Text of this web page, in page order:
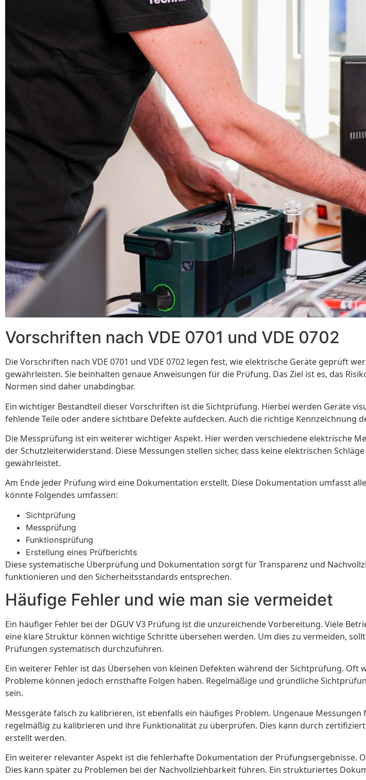
Vorschriften nach VDE 0701 und VDE 0702
Die Vorschriften nach VDE 0701 und VDE 0702 legen fest, wie elektrische Geräte geprüft
gewährleisten. Sie beinhalten genaue Anweisungen für die Prüfung. Das Ziel ist es, das
Normen sind daher unabdingbar.
Ein wichtiger Bestandteil dieser Vorschriften ist die Sichtprüfung. Hierbei werden Geräte
fehlende Teile oder andere sichtbare Defekte aufdecken. Auch die richtige
Die Messprüfung ist ein weiterer wichtiger Aspekt. Hier werden verschiedene elektrische
der Schutzleiterwiderstand. Diese Messungen stellen sicher, dass keine elektrischen
gewährleistet.
Am Ende jeder Prüfung wird eine Dokumentation erstellt. Diese Dokumentation umfasst
könnte Folgendes umfassen:
Sichtprüfung
Messprüfung
Funktionsprüfung
Erstellung eines Prüfberichts
Diese systematische Überprüfung und Dokumentation sorgt für Transparenz und
funktionieren und den Sicherheitsstandards entsprechen.
Häufige Fehler und wie man sie vermeidet
Ein häufiger Fehler bei der DGUV V3 Prüfung ist die unzureichende Vorbereitung. Viele
eine klare Struktur können wichtige Schritte übersehen werden. Um dies zu vermeiden,
Prüfungen systematisch durchzuführen.
Ein weiterer Fehler ist das Übersehen von kleinen Defekten während der Sichtprüfung. Oft
Probleme können jedoch ernsthafte Folgen haben. Regelmäßige und gründliche
sein.
Messgeräte falsch zu kalibrieren, ist ebenfalls ein häufiges Problem. Ungenaue
regelmäßig zu kalibrieren und ihre Funktionalität zu überprüfen. Dies kann durch
erstellt werden.
Ein weiterer relevanter Aspekt ist die fehlerhafte Dokumentation der
Dies kann später zu Problemen bei der Nachvollziehbarkeit führen. Ein strukturiertes